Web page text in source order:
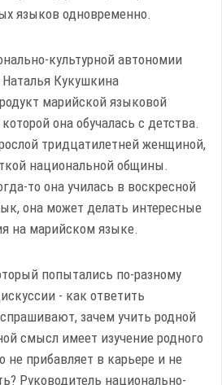
языков одновременно.
культурной автономии
Кукушкина
марийской языковой
она обучалась с детства.
тридцатилетней женщиной,
национальной общины.
то она училась в воскресной
она может делать интересные
на марийском языке.
попытались по-разному
- как ответить
зачем учить родной
смысл имеет изучение родного
не прибавляет в карьере и не
Руководитель национально-